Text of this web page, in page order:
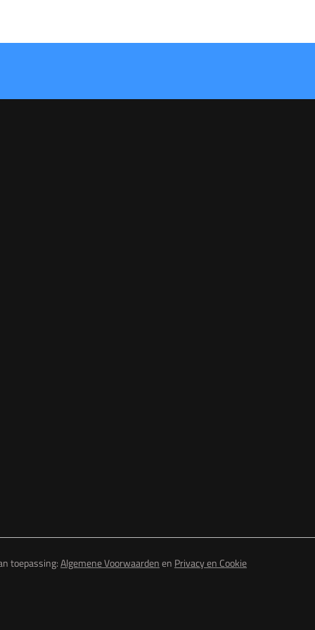
toepassing:Algemene Voorwaardenen Privacy en Cookie